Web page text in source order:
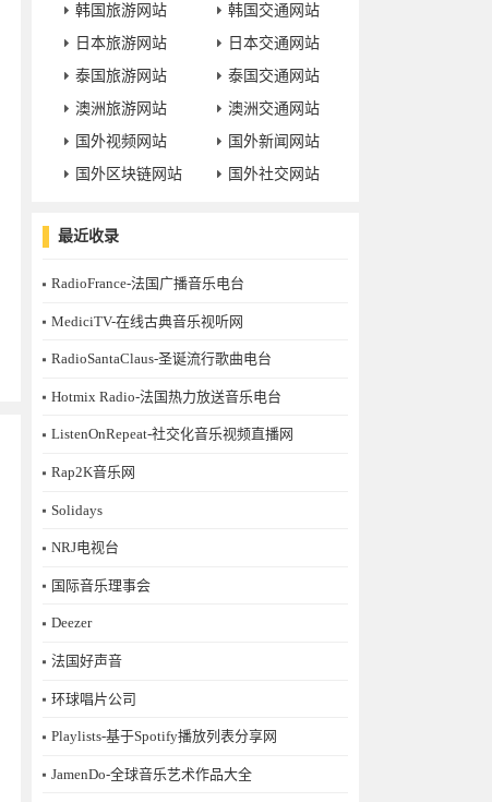
韩国旅游网站
韩国交通网站
日本旅游网站
日本交通网站
泰国旅游网站
泰国交通网站
澳洲旅游网站
澳洲交通网站
国外视频网站
国外新闻网站
国外区块链网站
国外社交网站
最近收录
RadioFrance-法国广播音乐电台
MediciTV-在线古典音乐视听网
RadioSantaClaus-圣诞流行歌曲电台
Hotmix Radio-法国热力放送音乐电台
ListenOnRepeat-社交化音乐视频直播网
Rap2K音乐网
Solidays
NRJ电视台
国际音乐理事会
Deezer
法国好声音
环球唱片公司
Playlists-基于Spotify播放列表分享网
JamenDo-全球音乐艺术作品大全